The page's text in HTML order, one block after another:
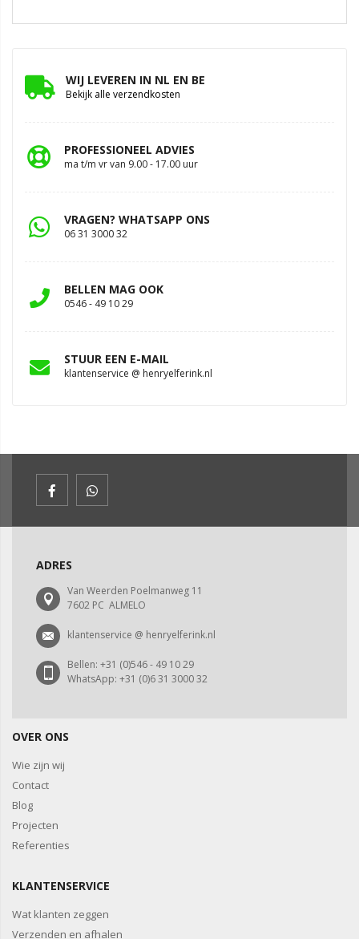
WIJ LEVEREN IN NL EN BE
Bekijk alle verzendkosten
PROFESSIONEEL ADVIES
ma t/m vr van 9.00 - 17.00 uur
VRAGEN? WHATSAPP ONS
06 31 3000 32
BELLEN MAG OOK
0546 - 49 10 29
STUUR EEN E-MAIL
klantenservice @ henryelferink.nl
ADRES
Van Weerden Poelmanweg 11
7602 PC ALMELO
klantenservice @ henryelferink.nl
Bellen: +31 (0)546 - 49 10 29
WhatsApp: +31 (0)6 31 3000 32
OVER ONS
Wie zijn wij
Contact
Blog
Projecten
Referenties
KLANTENSERVICE
Wat klanten zeggen
Verzenden en afhalen